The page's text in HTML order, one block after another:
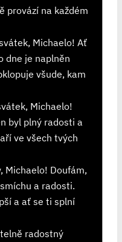
provází na každém
Michaelo! Ať
dne je naplněn
všude, kam
Michaelo!
byl plný radosti a
ve všech tvých
Michaelo! Doufám,
a radosti.
a ať se ti splní
radostný